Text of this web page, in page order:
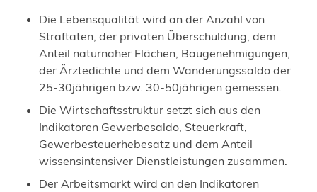
Die Lebensqualität wird an der Anzahl von
Straftaten, der privaten Überschuldung, dem
Anteil naturnaher Flächen, Baugenehmigungen,
der Ärztedichte und dem Wanderungssaldo der
25-30jährigen bzw. 30-50jährigen gemessen.
Die Wirtschaftsstruktur setzt sich aus den
Indikatoren Gewerbesaldo, Steuerkraft,
Gewerbesteuerhebesatz und dem Anteil
wissensintensiver Dienstleistungen zusammen.
Der Arbeitsmarkt wird an den Indikatoren